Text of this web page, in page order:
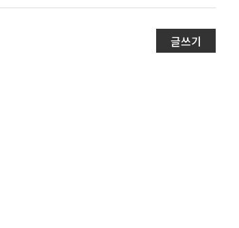
글쓰기